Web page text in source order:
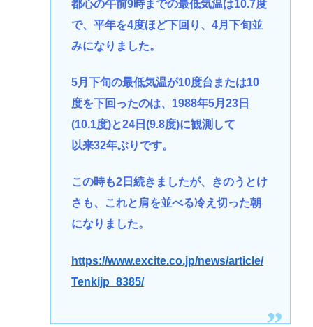
都心の午前9時までの最低気温は10.7度
で、平年を4度ほど下回り、4月下旬並
みになりました。
5月下旬の最低気温が10度台または10
度を下回ったのは、1988年5月23日
(10.1度)と24日(9.8度)に観測して
以来32年ぶりです。
この時も2日続きましたが、きのうとけ
さも、これと肩を並べる冷え切った朝
になりました。
https://www.excite.co.jp/news/article/
Tenkijp_8385/